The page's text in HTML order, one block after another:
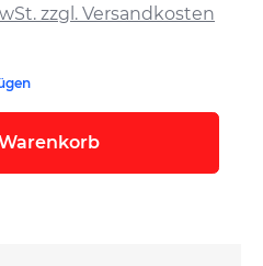
zzgl. Versandkosten